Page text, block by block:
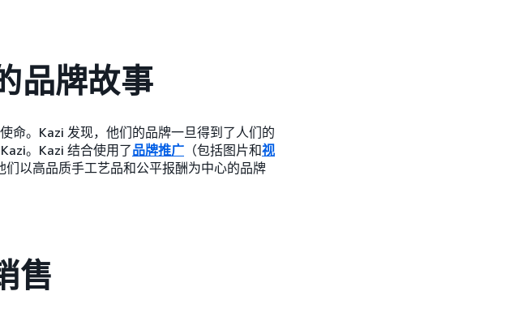
品牌故事
命。Kazi 发现，他们的品牌一旦得到了人们的
。Kazi 结合使用了品牌推广 （包括图片和视
以高品质手工艺品和公平报酬为中心的品牌
售